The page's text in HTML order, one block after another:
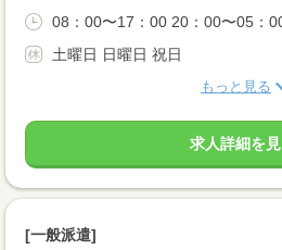
08：00〜17：00 20：00〜05：
土曜日 日曜日 祝日
もっと見る
求人詳細を
[一般派遣]